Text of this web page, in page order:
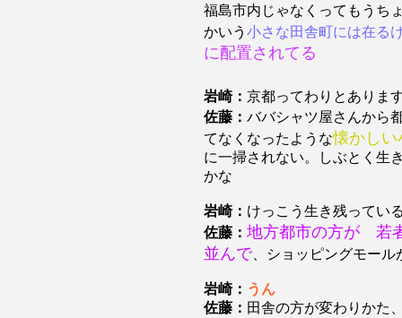
福島市内じゃなくってもうち
かいう 小さな田舎町には在る
に配置されてる
岩崎： 京都ってわりとあり
佐藤： ババシャツ屋さんか
てなくなったような懐かしい
に一掃されない。しぶとく生
かな
岩崎： けっこう生き残ってい
佐藤： 地方都市の方が 若
並んで、ショッピングモー
岩崎： うん
佐藤： 田舎の方が変わりかた